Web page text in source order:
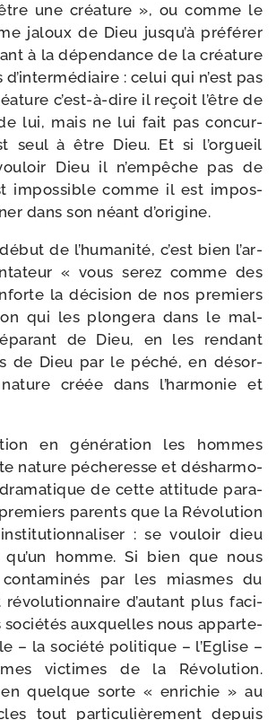
une créa­ture », ou comme le
jaloux de Dieu jus­qu’à pré­fé­rer
à la dépen­dance de la créa­ture
d’in­ter­mé­diaire : celui qui n’est pas
c’est-​à-​dire il reçoit l’être de
lui, mais ne lui fait pas concur­
seul à être Dieu. Et si l’or­gueil
Dieu il n’empêche pas de
impos­sible comme il est impos­
dans son néant d’origine.
de l’hu­ma­ni­té, c’est bien l’ar­
« vous serez comme des
la déci­sion de nos pre­miers
qui les plon­ge­ra dans le mal­
de Dieu, en les ren­dant
de Dieu par le péché, en désor­
créée dans l’har­mo­nie et
en géné­ra­tion les hommes
nature péche­resse et déshar­mo­
de cette atti­tude para­
parents que la Révolution
: se vou­loir dieu
qu’un homme. Si bien que nous
par les miasmes du
d’au­tant plus faci­
socié­tés aux­quelles nous appar­te­
– la socié­té poli­tique – l’Eglise –
vic­times de la Révolution.
en quelque sorte « enri­chie » au
tout par­ti­cu­liè­re­ment depuis